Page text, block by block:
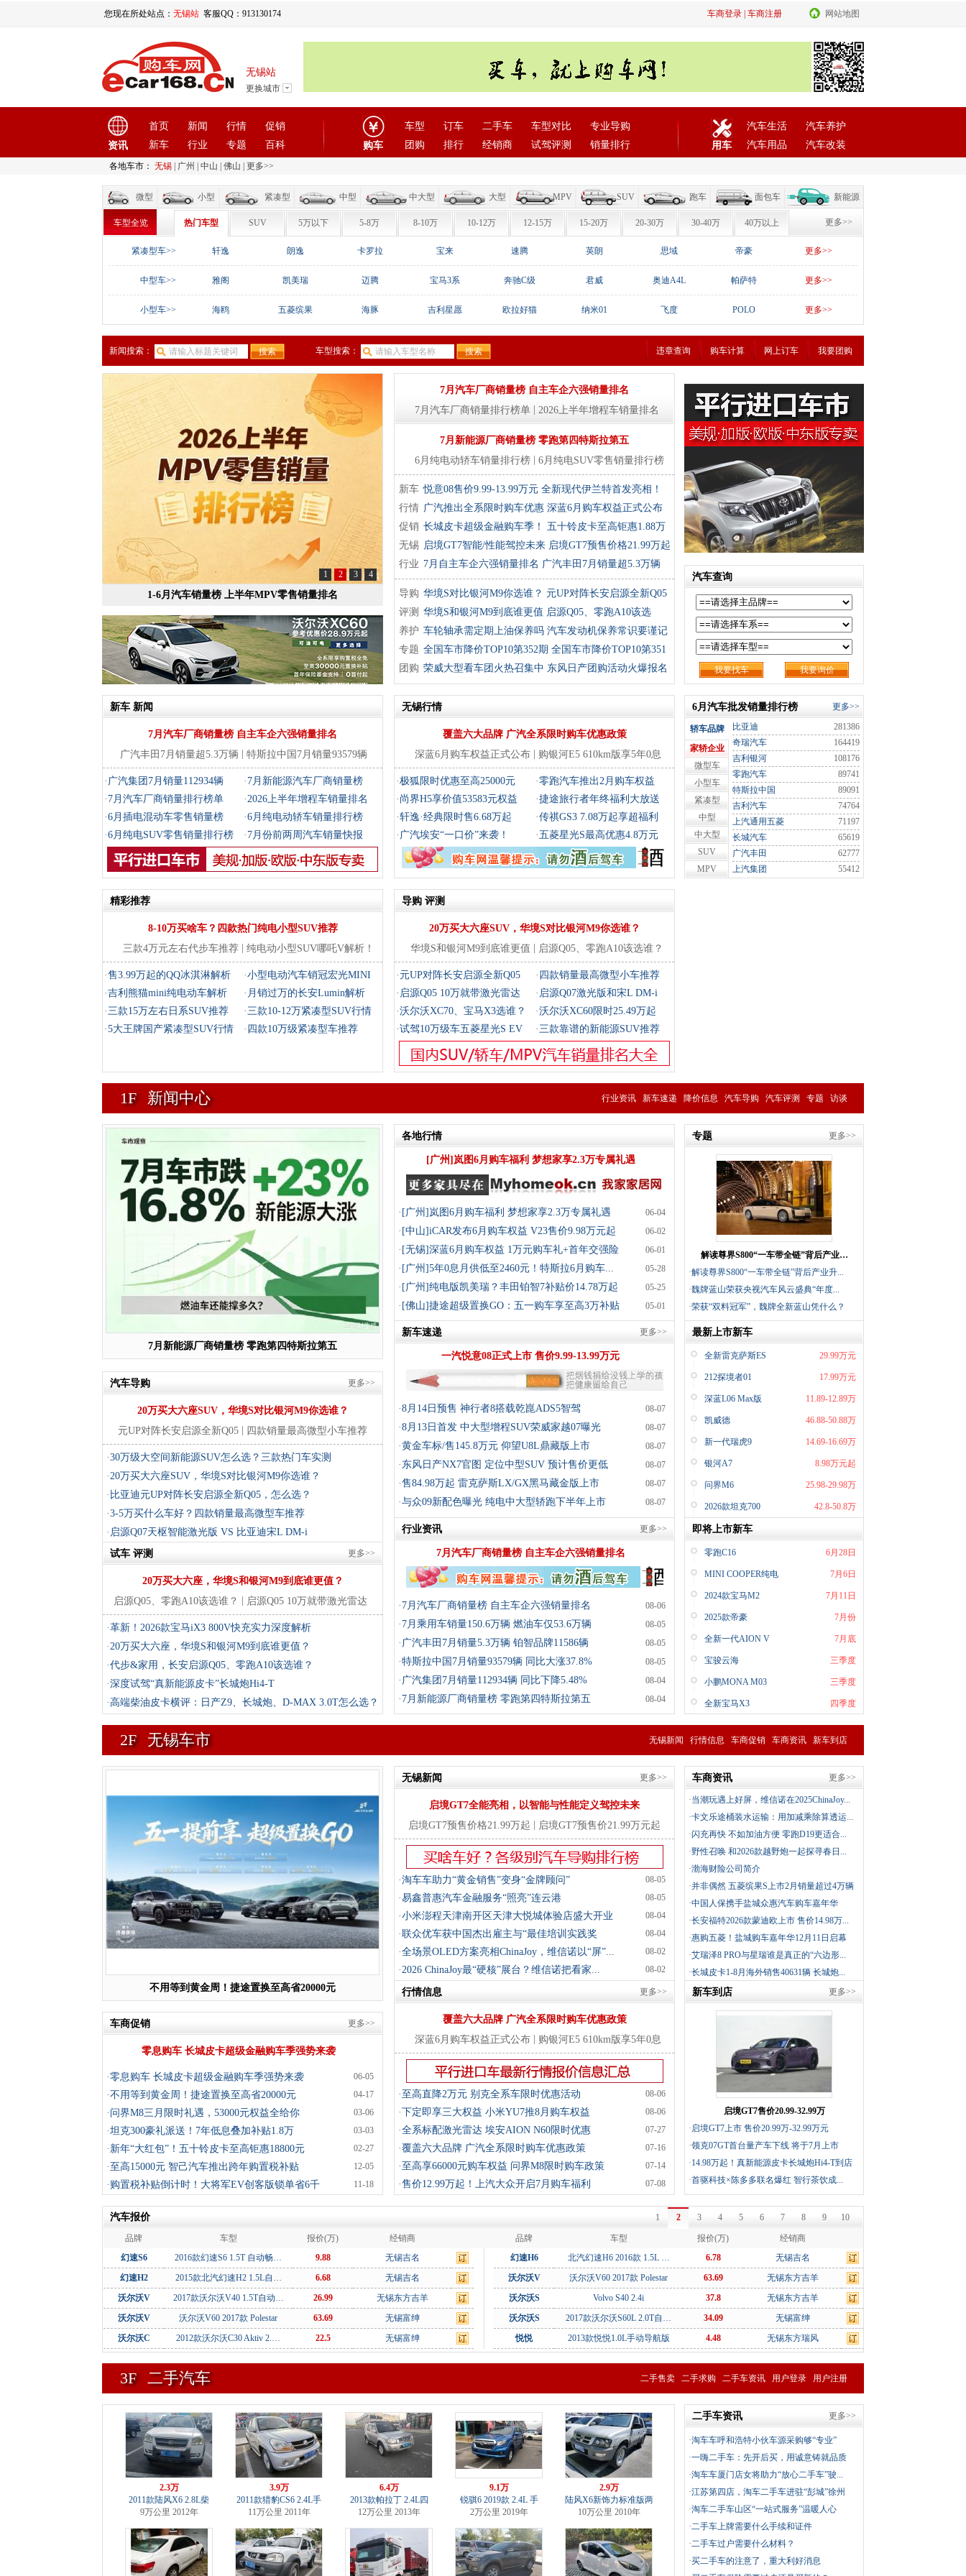
您现在所处站点： 无锡站 客服QQ：913130174 车商登录 车商注册 网站地图
无锡站
更换城市
资讯
首页 新闻 行情
促销
新车
行业 专题 百科 购车
车型 订车 二手车 车型对比
专业导购
团购
排行 经销商 试驾评测 销量排行 用车
汽车生活
汽车养护
汽车用品
汽车改装
各地车市： 无锡 广州 中山 佛山 更多>>
微型 小型 紧凑型 中型 中大型 大型 MPV SUV 跑车 面包车 新能源
车型全览 热门车型 SUV 5万以下 5-8万 8-10万 10-12万 12-15万 15-20万 20-30万 30-40万 40万以上 更多>>
紧凑型车>> 轩逸 朗逸 卡罗拉 宝来 速腾 英朗 思域 帝豪 更多>>
中型车>> 雅阁 凯美瑞 迈腾 宝马3系 奔驰C级 君威 奥迪A4L 帕萨特 更多>>
小型车>> 海鸥 五菱缤果 海豚 吉利星愿 欧拉好猫 纳米01 飞度 POLO 更多>>
新闻搜索： 车型搜索： 违章查询 购车计算 网上订车 我要团购
1-6月汽车销量榜 上半年MPV零售销量排名
1 2 3 4
7月汽车厂商销量榜 自主车企六强销量排名
7月汽车厂商销量排行榜单
2026上半年增程车销量排名
7月新能源厂商销量榜 零跑第四特斯拉第五
6月纯电动轿车销量排行榜
6月纯电SUV零售销量排行榜
新车 悦意08售价9.99-13.99万元 全新现代伊兰特首发亮相！
行情 广汽推出全系限时购车优惠 深蓝6月购车权益正式公布
促销 长城皮卡超级金融购车季！
五十铃皮卡至高钜惠1.88万
无锡 启境GT7智能/性能驾控未来 启境GT7预售价格21.99万起
行业 7月自主车企六强销量排名 广汽丰田7月销量超5.3万辆
导购 华境S对比银河M9你选谁？ 元UP对阵长安启源全新Q05
评测 华境S和银河M9到底谁更值 启源Q05、零跑A10该选
谁？
养护 车轮轴承需定期上油保养吗 汽车发动机保养常识要谨记
专题 全国车市降价TOP10第352期 全国车市降价TOP10第351
期
团购 荣威大型看车团火热召集中 东风日产团购活动火爆报名
汽车查询
我要找车 我要询价
新车 新闻
7月汽车厂商销量榜 自主车企六强销量排名
广汽丰田7月销量超5.3万辆
特斯拉中国7月销量93579辆
· 广汽集团7月销量112934辆 · 7月新能源汽车厂商销量榜
· 7月汽车厂商销量排行榜单 ·2026上半年增程车销量排名
·6月插电混动车零售销量榜 ·6月纯电动轿车销量排行榜
·6月纯电SUV零售销量排行榜 · 7月份前两周汽车销量快报
无锡行情
覆盖六大品牌 广汽全系限时购车优惠政策
深蓝6月购车权益正式公布
购银河E5 610km版享5年0息
·极狐限时优惠至高25000元 ·零跑汽车推出2月购车权益
· 尚界H5享价值53583元权益 ·捷途旅行者年终福利大放送
·轩逸·经典限时售6.68万起 ·传祺GS3 7.08万起享超福利
· 广汽埃安“一口价”来袭！ ·五菱星光S最高优惠4.8万元
6月汽车批发销量排行榜 更多>>
轿车品牌
家轿企业
微型车
小型车
紧凑型
中型
中大型
SUV
MPV
比亚迪
281386
奇瑞汽车
164419
吉利银河
108176
零跑汽车
89741
特斯拉中国
89091
吉利汽车
74764
上汽通用五菱
71197
长城汽车
65619
广汽丰田
62777
上汽集团
55412
精彩推荐
8-10万买啥车？四款热门纯电小型SUV推荐
三款4万元左右代步车推荐
纯电动小型SUV哪吒V解析！
·售3.99万起的QQ冰淇淋解析 ·小型电动汽车销冠宏光MINI
·吉利熊猫mini纯电动车解析 · 月销过万的长安Lumin解析
·三款15万左右日系SUV推荐 ·三款10-12万紧凑型SUV行情
·5大王牌国产紧凑型SUV行情 · 四款10万级紧凑型车推荐
导购 评测
20万买大六座SUV，华境S对比银河M9你选谁？
华境S和银河M9到底谁更值
启源Q05、零跑A10该选谁？
· 元UP对阵长安启源全新Q05 · 四款销量最高微型小车推荐
· 启源Q05 10万就带激光雷达 · 启源Q07激光版和宋L DM-i
·沃尔沃XC70、宝马X3选谁？ ·沃尔沃XC60限时25.49万起
·试驾10万级车五菱星光S EV ·三款靠谱的新能源SUV推荐
1F 新闻中心 行业资讯 新车速递 降价信息 汽车导购 汽车评测 专题 访谈
7月新能源厂商销量榜 零跑第四特斯拉第五
汽车导购 更多>>
20万买大六座SUV，华境S对比银河M9你选谁？
元UP对阵长安启源全新Q05
四款销量最高微型小车推荐
·30万级大空间新能源SUV怎么选？三款热门车实测
·20万买大六座SUV，华境S对比银河M9你选谁？
· 比亚迪元UP对阵长安启源全新Q05，怎么选？
·3-5万买什么车好？四款销量最高微型车推荐
· 启源Q07天枢智能激光版 VS 比亚迪宋L DM-i
试车 评测 更多>>
20万买大六座，华境S和银河M9到底谁更值？
启源Q05、零跑A10该选谁？
启源Q05 10万就带激光雷达
·革新！2026款宝马iX3 800V快充实力深度解析
·20万买大六座，华境S和银河M9到底谁更值？
·代步&家用，长安启源Q05、零跑A10该选谁？
·深度试驾“真新能源皮卡”长城炮Hi4-T
·高端柴油皮卡横评：日产Z9、长城炮、D-MAX 3.0T怎么选？
各地行情
[广州]岚图6月购车福利 梦想家享2.3万专属礼遇
· [广州] 岚图6月购车福利 梦想家享2.3万专属礼遇 06-04
· [中山]iCAR发布6月购车权益 V23售价9.98万元起 06-02
· [无锡]深蓝6月购车权益 1万元购车礼+首年交强险 06-01
· [广州]5年0息月供低至2460元！特斯拉6月购车... 05-28
· [广州]纯电版凯美瑞？丰田铂智7补贴价14.78万起 05-25
· [佛山]捷途超级置换GO：五一购车享至高3万补贴 05-01
新车速递 更多>>
一汽悦意08正式上市 售价9.99-13.99万元
·8月14日预售 神行者8搭载乾崑ADS5智驾 08-07
·8月13日首发 中大型增程SUV荣威家越07曝光 08-07
·黄金车标/售145.8万元 仰望U8L鼎藏版上市 08-07
· 东风日产NX7官图 定位中型SUV 预计售价更低 08-07
·售84.98万起 雷克萨斯LX/GX黑马藏金版上市 08-07
·与众09新配色曝光 纯电中大型轿跑下半年上市 08-07
行业资讯 更多>>
7月汽车厂商销量榜 自主车企六强销量排名
· 7月汽车厂商销量榜 自主车企六强销量排名 08-06
· 7月乘用车销量150.6万辆 燃油车仅53.6万辆 08-05
· 广汽丰田7月销量5.3万辆 铂智品牌11586辆 08-05
·特斯拉中国7月销量93579辆 同比大涨37.8% 08-05
· 广汽集团7月销量112934辆 同比下降5.48% 08-04
· 7月新能源厂商销量榜 零跑第四特斯拉第五 08-04
专题 更多>>
解读尊界S800“一车带全链”背后产业…
·解读尊界S800“一车带全链”背后产业升...
·魏牌蓝山荣获央视汽车风云盛典“年度...
·荣获“双料冠军”，魏牌全新蓝山凭什么？
最新上市新车
全新雷克萨斯ES 29.99万元
212探境者01 17.99万元
深蓝L06 Max版 11.89-12.89万
凯威德 46.88-50.88万
新一代瑞虎9 14.69-16.69万
银河A7 8.98万元起
问界M6 25.98-29.98万
2026款坦克700 42.8-50.8万
即将上市新车
零跑C16 6月28日
MINI COOPER纯电 7月6日
2024款宝马M2 7月11日
2025款帝豪 7月份
全新一代AION V 7月底
宝骏云海 三季度
小鹏MONA M03 三季度
全新宝马X3 四季度
2F 无锡车市 无锡新闻 行情信息 车商促销 车商资讯 新车到店
不用等到黄金周！捷途置换至高省20000元
车商促销 更多>>
零息购车 长城皮卡超级金融购车季强势来袭
·零息购车 长城皮卡超级金融购车季强势来袭 06-05
·不用等到黄金周！捷途置换至高省20000元 04-17
· 问界M8三月限时礼遇，53000元权益全给你 03-06
·坦克300豪礼派送！7年低息叠加补贴1.8万 03-03
· 新年“大红包”！五十铃皮卡至高钜惠18800元 02-27
· 至高15000元 智己汽车推出跨年购置税补贴 12-05
· 购置税补贴倒计时！大将军EV创客版锁单省6千 11-18
无锡新闻 更多>>
启境GT7全能亮相，以智能与性能定义驾控未来
启境GT7预售价格21.99万起
启境GT7预售价21.99万元起
·淘车车助力“黄金销售”变身“金牌顾问” 08-05
·易鑫普惠汽车金融服务“照亮”连云港 08-05
·小米澎程天津南开区天津大悦城体验店盛大开业 08-04
·联众优车获中国杰出雇主与“最佳培训实践奖 08-04
·全场景OLED方案亮相ChinaJoy，维信诺以“屏”... 08-02
·2026 ChinaJoy最“硬核”展台？维信诺把看家... 08-02
行情信息 更多>>
覆盖六大品牌 广汽全系限时购车优惠政策
深蓝6月购车权益正式公布
购银河E5 610km版享5年0息
· 至高直降2万元 别克全系车限时优惠活动 08-06
·下定即享三大权益 小米YU7推8月购车权益 08-06
·全系标配激光雷达 埃安AION N60限时优惠 07-27
·覆盖六大品牌 广汽全系限时购车优惠政策 07-16
· 至高享66000元购车权益 问界M8限时购车政策 07-14
·售价12.99万起！上汽大众开启7月购车福利 07-08
车商资讯 更多>>
·当潮玩遇上好屏，维信诺在2025ChinaJoy...
·卡文乐途桶装水运输：用加减乘除算透运...
·闪充再快 不如加油方便 零跑D19更适合...
·野性召唤 和2026款越野炮一起探寻春日...
·渤海财险公司简介
·并非偶然 五菱缤果S上市2月销量超过4万辆
·中国人保携手盐城众惠汽车购车嘉年华
·长安福特2026款蒙迪欧上市 售价14.98万...
·惠购五菱！盐城购车嘉年华12月11日启幕
·艾瑞泽8 PRO与星瑞谁是真正的“六边形...
·长城皮卡1-8月海外销售40631辆 长城炮...
新车到店 更多>>
启境GT7售价20.99-32.99万
·启境GT7上市 售价20.99万-32.99万元
·领克07GT首台量产车下线 将于7月上市
·14.98万起！真新能源皮卡长城炮Hi4-T到店
·首驱科技×陈多多联名爆红 智行茶饮成...
汽车报价 1 2 3 4 5 6 7 8 9 10
品牌 车型 报价(万) 经销商 品牌 车型 报价(万)
经销商
幻速S6
2016款幻速S6 1.5T 自动畅… 9.88 无锡吉名 幻速H6 北汽幻速H6 2016款 1.5L … 6.78
无锡吉名
幻速H2
2015款北汽幻速H2 1.5L自… 6.68 无锡吉名 沃尔沃V 沃尔沃V60 2017款 Polestar 63.69
无锡东方吉羊
沃尔沃V
2017款沃尔沃V40 1.5T自动… 26.99 无锡东方吉羊 沃尔沃S Volvo S40 2.4i 37.8
无锡东方吉羊
沃尔沃V
沃尔沃V60 2017款 Polestar 63.69 无锡富绅 沃尔沃S 2017款沃尔沃S60L 2.0T自… 34.09
无锡富绅
沃尔沃C
2012款沃尔沃C30 Aktiv 2.… 22.5 无锡富绅 悦悦 2013款悦悦1.0L手动导航版 4.48 无锡东方瑞风
3F 二手汽车 二手售卖 二手求购 二手车资讯 用户登录 用户注册
2.3万
2011款陆风X6 2.8L柴
9万公里 2012年
3.9万
2011款猎豹CS6 2.4L手
11万公里 2011年
6.4万
2013款帕拉丁 2.4L四
12万公里 2013年
9.1万
锐骐6 2019款 2.4L 手
2万公里 2019年
2.9万
陆风X6新饰力标准版两
10万公里 2010年
二手车资讯 更多>>
·淘车车呼和浩特小伙车源采购够“专业”
·一嗨二手车：先开后买，用诚意铸就品质
·淘车车厦门店女将助力“放心二手车”驶...
·江苏第四店，淘车二手车进驻“彭城”徐州
·淘车二手车山区“一站式服务”温暖人心
·二手车上牌需要什么手续和证件
·二手车过户需要什么材料？
·买二手车的注意了，重大利好消息